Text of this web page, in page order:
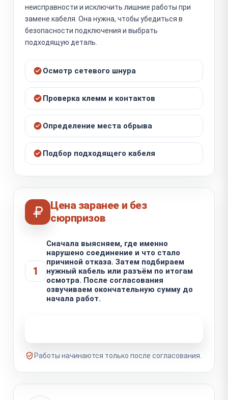
неисправности и исключить лишние работы при
замене кабеля. Она нужна, чтобы убедиться в
безопасности подключения и выбрать
подходящую деталь.
Осмотр сетевого шнура
Проверка клемм и контактов
Определение места обрыва
Подбор подходящего кабеля
Цена заранее и без
сюрпризов
1
Сначала выясняем, где именно
нарушено соединение и что стало
причиной отказа. Затем подбираем
нужный кабель или разъём по итогам
осмотра. После согласования
озвучиваем окончательную сумму до
начала работ.
Работы начинаются только после согласования.